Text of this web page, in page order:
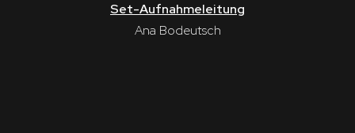
Set-Aufnahmeleitung
Ana Bodeutsch